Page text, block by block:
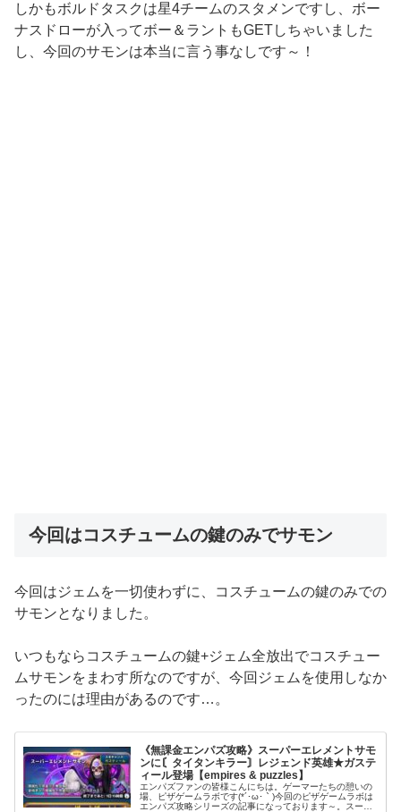
しかもボルドタスクは星4チームのスタメンですし、ボー
ナスドローが入ってボー＆ラントもGETしちゃいました
し、今回のサモンは本当に言う事なしです～！
今回はコスチュームの鍵のみでサモン
今回はジェムを一切使わずに、コスチュームの鍵のみでの
サモンとなりました。
いつもならコスチュームの鍵+ジェム全放出でコスチュー
ムサモンをまわす所なのですが、今回ジェムを使用しなか
ったのには理由があるのです…。
《無課金エンパズ攻略》スーパーエレメントサモ
ンに〘タイタンキラー〙レジェンド英雄★ガステ
ィール登場【empires & puzzles】
エンパズファンの皆様こんにちは。ゲーマーたちの憩いの
場、ピザゲームラボです(*´･ω･｀)今回のピザゲームラボは
エンパズ攻略シリーズの記事になっております～。スーパ